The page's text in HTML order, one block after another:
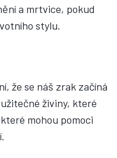
a mrtvice, pokud
stylu.
že se náš zrak začíná
živiny, které
mohou pomoci